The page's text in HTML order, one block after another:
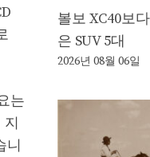
는
니
볼보 XC40보
은 SUV 5대
2026년 08월 06일